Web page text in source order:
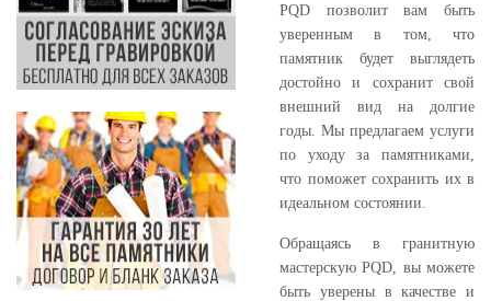
PQD позволит вам быть
уверенным в том, что
памятник будет выглядеть
достойно и сохранит свой
внешний вид на долгие
годы. Мы предлагаем услуги
по уходу за памятниками,
что поможет сохранить их в
идеальном состоянии.
Обращаясь в гранитную
мастерскую PQD, вы можете
быть уверены в качестве и